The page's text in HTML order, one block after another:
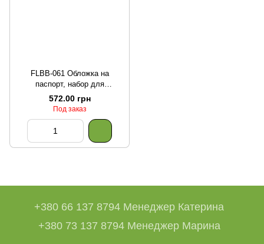
FLBB-061 Обложка на
паспорт, набор для
вышивания бисером на эко-
572.00 грн
Под заказ
+380 66 137 8794 Менеджер Катерина
+380 73 137 8794 Менеджер Марина